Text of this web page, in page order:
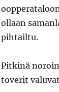
ollaan
pihtailtu.
Pitkinä
toverit